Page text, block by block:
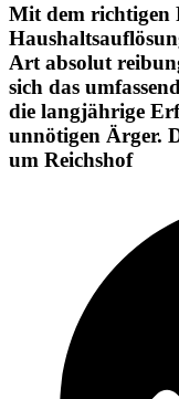
Mit dem richtigen
Art absolut
sich das
die langjährige
unnötigen Ärger.
um Reichshof